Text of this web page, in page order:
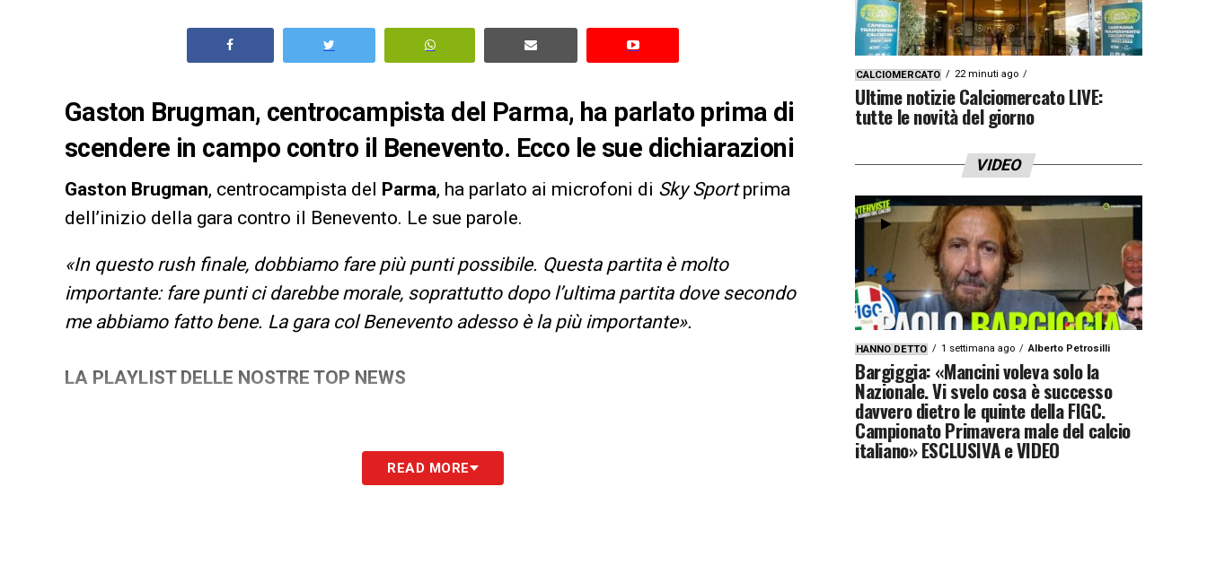
Gaston Brugman, centrocampista del Parma, ha parlato prima di
scendere in campo contro il Benevento. Ecco le sue dichiarazioni
Gaston Brugman, centrocampista del Parma, ha parlato ai microfoni di Sky Sportprima
dell’inizio della gara contro il Benevento. Le sue parole.
«In questo rush finale, dobbiamo fare più punti possibile. Questa partita è molto
importante: fare punti ci darebbe morale, soprattutto dopo l’ultima partita dove secondo
me abbiamo fatto bene. La gara col Benevento adesso è la più importante».
LA PLAYLIST DELLE NOSTRE TOP NEWS
READ MORE
CALCIOMERCATO 22 minuti ago
Ultime notizie Calciomercato LIVE:
tutte le novità del giorno
VIDEO
HANNO DETTO 1 settimana ago Alberto Petrosilli
Bargiggia: «Mancini voleva solo la
Nazionale. Vi svelo cosa è successo
davvero dietro le quinte della FIGC.
Campionato Primavera male del calcio
italiano» ESCLUSIVA e VIDEO